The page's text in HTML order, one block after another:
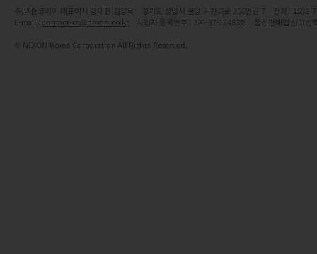
contact-us@nexon.co.kr
© NEXON Korea Corporation All Rights Reserved.